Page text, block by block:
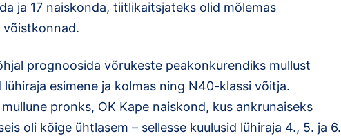
ja 17 naiskonda, tiitlikaitsjateks olid mõlemas
võistkonnad.
prognoosida võrukeste peakonkurendiks mullust
esimene ja kolmas ning N40-klassi võitja.
pronks, OK Kape naiskond, kus ankrunaiseks
oli kõige ühtlasem – sellesse kuulusid lühiraja 4., 5. ja 6.